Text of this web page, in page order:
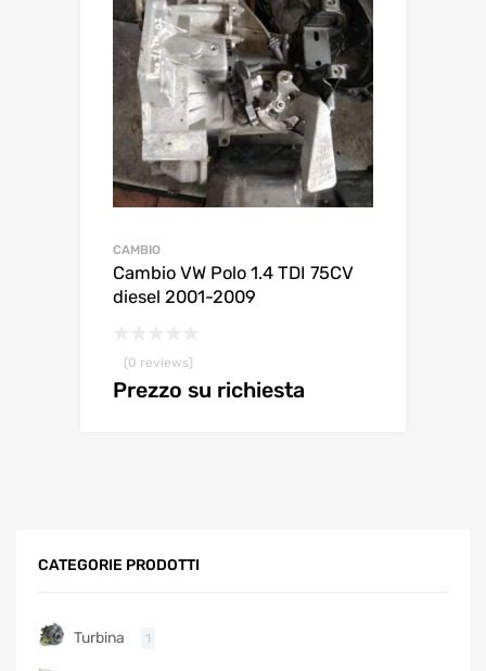
CAMBIO
Cambio VW Polo 1.4 TDI 75CV
diesel 2001-2009
(0 reviews)
Prezzo su richiesta
CATEGORIE PRODOTTI
Turbina 1